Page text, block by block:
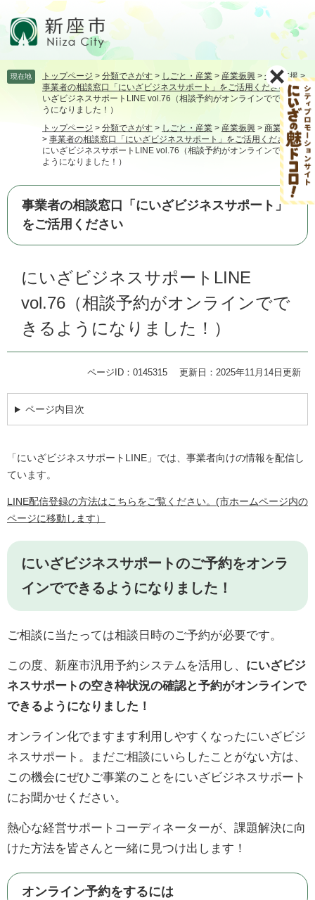
頭飛 現在地 トップページ > 分類でさがす > しごと・産業 > 産業振興 > 企業支援>
事業者の相談窓口「にいざビジネスサポート」をご活用ください >に
いざビジネスサポートLINE vol.76（相談予約がオンラインでできるよ
うになりました！）
トップページ > 分類でさがす > しごと・産業 > 産業振興 > 商業・工業
> 事業者の相談窓口「にいざビジネスサポート」をご活用ください >
にいざビジネスサポートLINE vol.76（相談予約がオンラインでできる
ようになりました！）
事業者の相談窓口「にいざビジネスサポート」
をご活用ください
にいざビジネスサポートLINE
vol.76（相談予約がオンラインでで
きるようになりました！）
ページID：0145315 更新日：2025年11月14日更新
ページ内目次
「にいざビジネスサポートLINE」では、事業者向けの情報を配信し
ています。
LINE配信登録の方法はこちらをご覧ください。(市ホームページ内の
ページに移動します）
にいざビジネスサポートのご予約をオンラ
インでできるようになりました！
ご相談に当たっては相談日時のご予約が必要です。
この度、新座市汎用予約システムを活用し、 にいざビジ
ネスサポートの空き枠状況の確認と予約がオンラインで
できるようになりました！
オンライン化でますます利用しやすくなったにいざビジ
ネスサポート。まだご相談にいらしたことがない方は、
この機会にぜひご事業のことをにいざビジネスサポート
にお聞かせください。
熱心な経営サポートコーディネーターが、課題解決に向
けた方法を皆さんと一緒に見つけ出します！
オンライン予約をするには